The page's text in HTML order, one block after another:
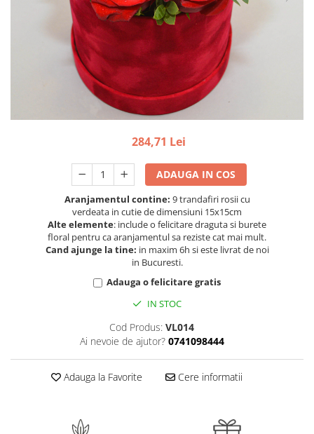
284,71 Lei
ADAUGA IN COS
Aranjamentul contine: 9 trandafiri rosii cu
verdeata in cutie de dimensiuni 15x15cm
Alte elemente: include o felicitare draguta si burete
floral pentru ca aranjamentul sa reziste cat mai mult.
Cand ajunge la tine: in maxim 6h si este livrat de noi
in Bucuresti.
Adauga o felicitare gratis
IN STOC
Cod Produs: VL014
Ai nevoie de ajutor? 0741098444
Adauga la Favorite Cere informatii